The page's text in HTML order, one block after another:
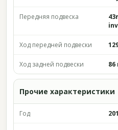
Передняя подвеска
Ход передней подвески
Ход задней подвески
Прочие характеристики
Год